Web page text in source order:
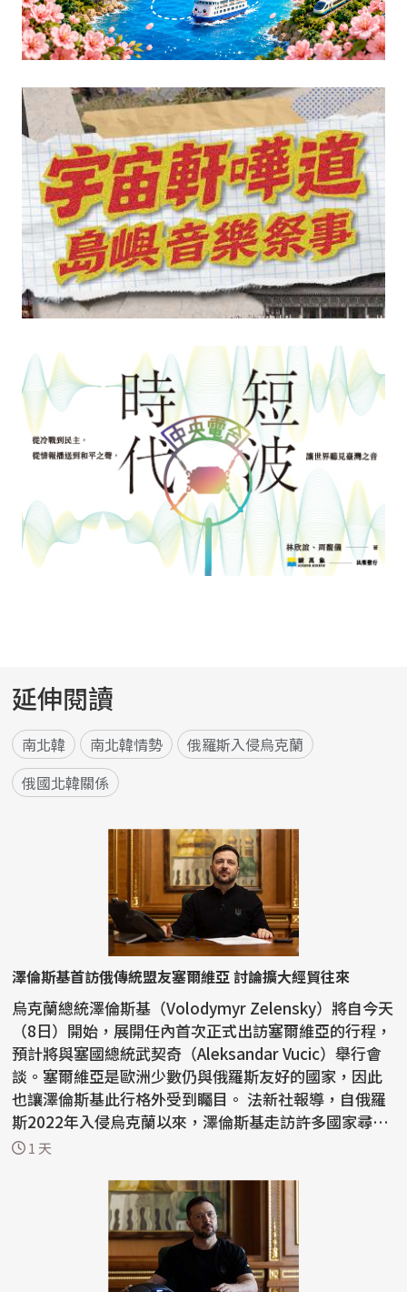
延伸閱讀
南北韓 南北韓情勢
俄羅斯入侵烏克蘭
俄國北韓關係
澤倫斯基首訪俄傳統盟友塞爾維亞 討論擴大經貿往來
烏克蘭總統澤倫斯基（Volodymyr Zelensky）將自今天
（8日）開始，展開任內首次正式出訪塞爾維亞的行程，
預計將與塞國總統武契奇（Aleksandar Vucic）舉行會
談。塞爾維亞是歐洲少數仍與俄羅斯友好的國家，因此
也讓澤倫斯基此行格外受到矚目。 法新社報導，自俄羅
斯2022年入侵烏克蘭以來，澤倫斯基走訪許多國家尋求
支持...
1 天